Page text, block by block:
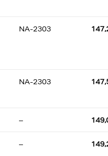
NA-2303
NA-2303
–
–